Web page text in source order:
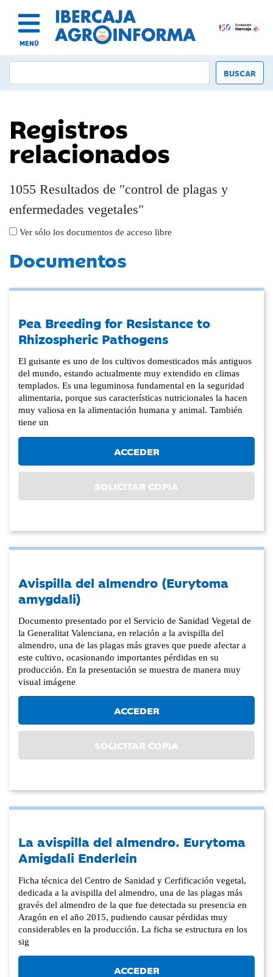
MENÚ
Registros
relacionados
1055 Resultados de "control de plagas y
enfermedades vegetales"
Ver sólo los documentos de acceso libre
Documentos
Pea Breeding for Resistance to
Rhizospheric Pathogens
El guisante es uno de los cultivos domesticados más antiguos
del mundo, estando actualmente muy extendido en climas
templados. Es una leguminosa fundamental en la seguridad
alimentaria, porque sus características nutricionales la hacen
muy valiosa en la alimentación humana y animal. También
tiene un
ACCEDER
SOLICITAR COPIA
Avispilla del almendro (Eurytoma
amygdali)
Documento presentado por el Servicio de Sanidad Vegetal de
la Generalitat Valenciana, en relación a la avispilla del
almendro, una de las plagas más graves que puede afectar a
este cultivo, ocasionando importantes pérdidas en su
producción. En la presentación se muestra de manera muy
visual imágene
ACCEDER
SOLICITAR COPIA
La avispilla del almendro. Eurytoma
Amigdali Enderlein
Ficha técnica del Centro de Sanidad y Cerfificación vegetal,
dedicada a la avispilla del almendro, una de las plagas más
gravés del almendro de la que fue detectada su presencia en
Aragón en el año 2015, pudiendo causar pérdidas muy
considerables en la producción. La ficha se estructura en los
sig
ACCEDER